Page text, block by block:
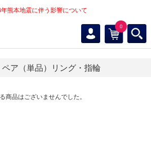
熊本地震に伴う影響について
0
ア（単品）リング・指輪
商品はございませんでした。